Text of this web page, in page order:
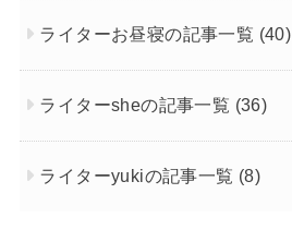
ライターお昼寝の記事一覧 (40)
ライターsheの記事一覧 (36)
ライターyukiの記事一覧 (8)